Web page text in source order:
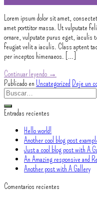
Lorem ipsum dolor sit amet,
amet porttitor massa. Ut vulputate
ornare, vulputate purus eget, iaculis
feugiat velit a iaculis. Class aptent
per inceptos himenaeos. […]
Continuar leyendo →
Publicado en Uncategorized Deje un
Entradas recientes
Hello world!
Another cool blog post
Just a cool blog post with A
An Amazing responsive and
Another post with A Gallery
Comentarios recientes